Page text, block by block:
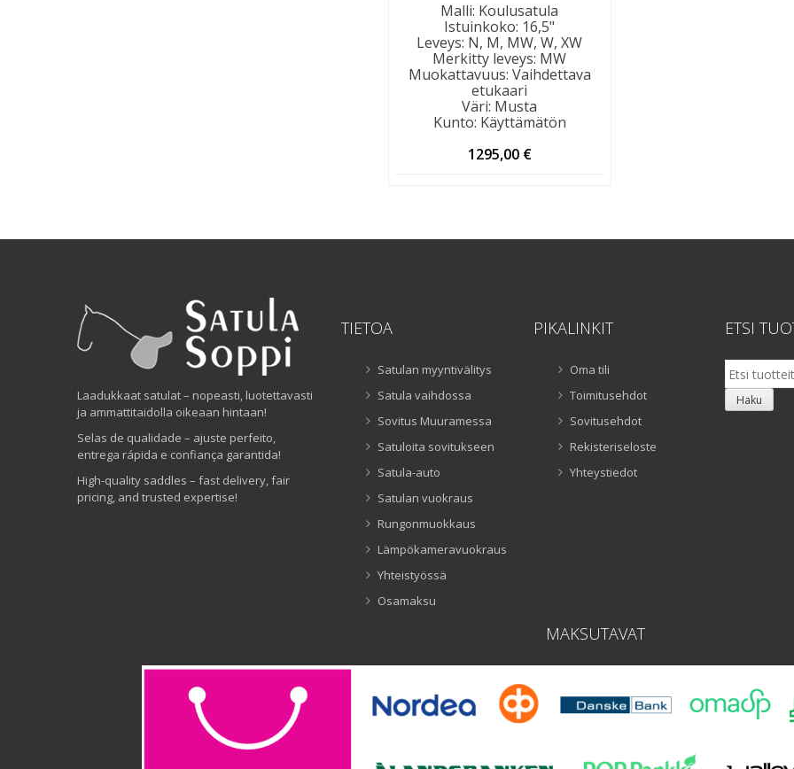
Malli: Koulusatula
Istuinkoko: 16,5"
Leveys: N, M, MW, W, XW
Merkitty leveys: MW
Muokattavuus: Vaihdettava
etukaari
Väri: Musta
Kunto: Käyttämätön
1295,00 €
Laadukkaat satulat – nopeasti, luotettavasti
ja ammattitaidolla oikeaan hintaan!
Selas de qualidade – ajuste perfeito,
entrega rápida e confiança garantida!
High-quality saddles – fast delivery, fair
pricing, and trusted expertise!
TIETOA
Satulan myyntivälitys
Satula vaihdossa
Sovitus Muuramessa
Satuloita sovitukseen
Satula-auto
Satulan vuokraus
Rungonmuokkaus
Lämpökameravuokraus
Yhteistyössä
Osamaksu
PIKALINKIT
Oma tili
Toimitusehdot
Sovitusehdot
Rekisteriseloste
Yhteystiedot
ETSI
Etsi:
Haku
MAKSUTAVAT